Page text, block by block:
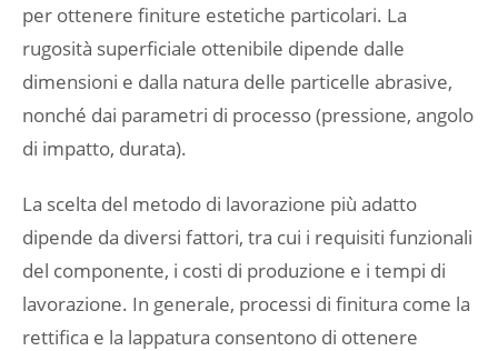
per ottenere finiture estetiche particolari. La
rugosità superficiale ottenibile dipende dalle
dimensioni e dalla natura delle particelle abrasive,
nonché dai parametri di processo (pressione, angolo
di impatto, durata).
La scelta del metodo di lavorazione più adatto
dipende da diversi fattori, tra cui i requisiti funzionali
del componente, i costi di produzione e i tempi di
lavorazione. In generale, processi di finitura come la
rettifica e la lappatura consentono di ottenere